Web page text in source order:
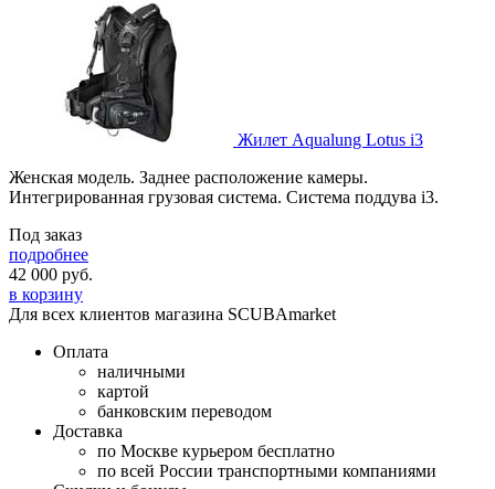
Жилет Aqualung Lotus i3
Женская модель. Заднее расположение камеры.
Интегрированная грузовая система. Система поддува i3.
Под заказ
подробнее
42 000 руб.
в корзину
Для всех клиентов магазина SCUBAmarket
Оплата
наличными
картой
банковским переводом
Доставка
по Москве курьером бесплатно
по всей России транспортными компаниями